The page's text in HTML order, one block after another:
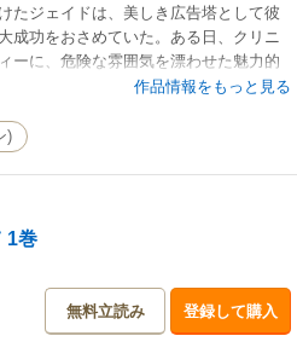
たジェイドは、美しき広告塔として彼
成功をおさめていた。ある日、クリニ
ーに、危険な雰囲気を漂わせた魅力的
カ人ルーカス・デマキス。誰もが知る
イドの欲望に火をつけた。ジェイドは
…!?
作品情報をもっと見る
)
1巻
無料立読み 登録して購入